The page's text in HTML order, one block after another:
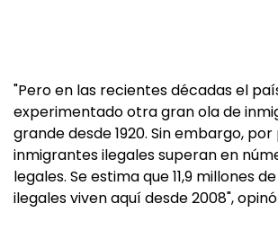
"Pero en las recientes décadas el
experimentado otra gran ola de
grande desde 1920. Sin embargo,
inmigrantes ilegales superan en
legales. Se estima que 11,9 millones
ilegales viven aquí desde 2008",